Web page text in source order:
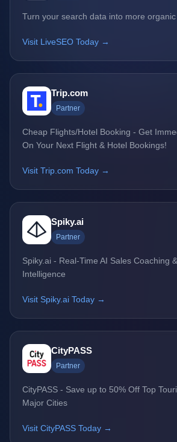
Turn your search data into more
Visit LiveSEO Today →
Trip.com
Partner
Cheap Flights/Hotel Booking - Get
On Your Next Flight & Hotel Bookings!
Visit Trip.com Today →
Spiky.ai
Partner
Spiky.ai - Real-Time AI Sales Coaching
Intelligence
Visit Spiky.ai Today →
CityPASS
Partner
CityPASS - Save up to 50% Off Top
Major Cities
Visit CityPASS Today →